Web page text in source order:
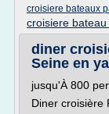
croisiere bateaux
croisiere
diner
Seine en
jusqu'À 800
Diner croisière